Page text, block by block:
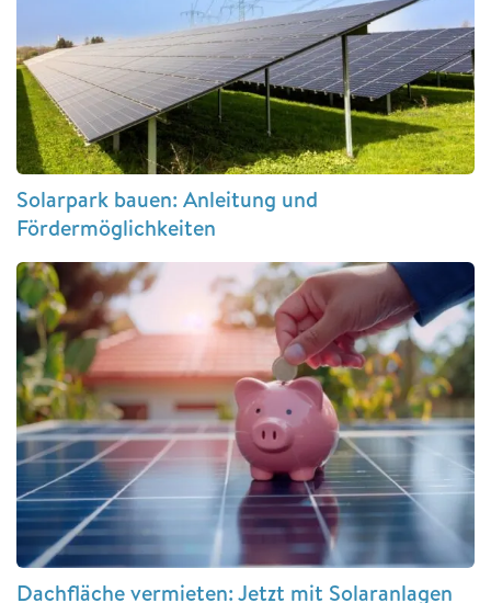
Solarpark bauen: Anleitung und
Fördermöglichkeiten
Dachfläche vermieten: Jetzt mit Solaranlagen